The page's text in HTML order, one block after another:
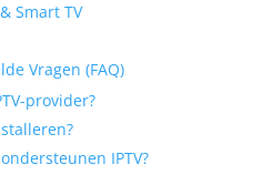
Smart TV
Vragen (FAQ)
provider?
IPTV?